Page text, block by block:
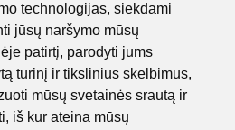
technologijas, siekdami
jūsų naršymo mūsų
patirtį, parodyti jums
turinį ir tikslinius skelbimus,
mūsų svetainės srautą ir
iš kur ateina mūsų